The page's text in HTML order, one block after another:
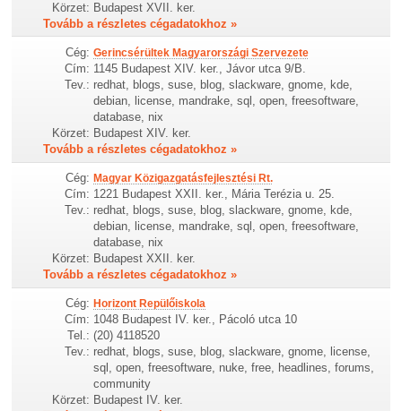
Körzet: Budapest XVII. ker.
Tovább a részletes cégadatokhoz »
Cég: Gerincsérültek Magyarországi Szervezete
Cím: 1145 Budapest XIV. ker., Jávor utca 9/B.
Tev.: redhat, blogs, suse, blog, slackware, gnome, kde,
debian, license, mandrake, sql, open, freesoftware,
database, nix
Körzet: Budapest XIV. ker.
Tovább a részletes cégadatokhoz »
Cég: Magyar Közigazgatásfejlesztési Rt.
Cím: 1221 Budapest XXII. ker., Mária Terézia u. 25.
Tev.: redhat, blogs, suse, blog, slackware, gnome, kde,
debian, license, mandrake, sql, open, freesoftware,
database, nix
Körzet: Budapest XXII. ker.
Tovább a részletes cégadatokhoz »
Cég: Horizont Repülőiskola
Cím: 1048 Budapest IV. ker., Pácoló utca 10
Tel.: (20) 4118520
Tev.: redhat, blogs, suse, blog, slackware, gnome, license,
sql, open, freesoftware, nuke, free, headlines, forums,
community
Körzet: Budapest IV. ker.